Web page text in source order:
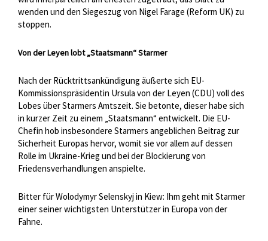
wenden und den Siegeszug von Nigel Farage (Reform UK) zu
stoppen.
Von der Leyen lobt „Staatsmann“ Starmer
Nach der Rücktrittsankündigung äußerte sich EU-
Kommissionspräsidentin Ursula von der Leyen (CDU) voll des
Lobes über Starmers Amtszeit. Sie betonte, dieser habe sich
in kurzer Zeit zu einem „Staatsmann“ entwickelt. Die EU-
Chefin hob insbesondere Starmers angeblichen Beitrag zur
Sicherheit Europas hervor, womit sie vor allem auf dessen
Rolle im Ukraine-Krieg und bei der Blockierung von
Friedensverhandlungen anspielte.
Bitter für Wolodymyr Selenskyj in Kiew: Ihm geht mit Starmer
einer seiner wichtigsten Unterstützer in Europa von der
Fahne.